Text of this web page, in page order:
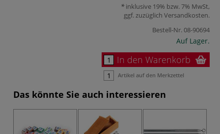
inklusive 19% bzw. 7% MwSt,
ggf. zuzüglich Versandkosten.
Bestell-Nr.08-90694
Auf Lager.
In den Warenkorb
Artikel auf den Merkzettel
Das könnte Sie auch interessieren